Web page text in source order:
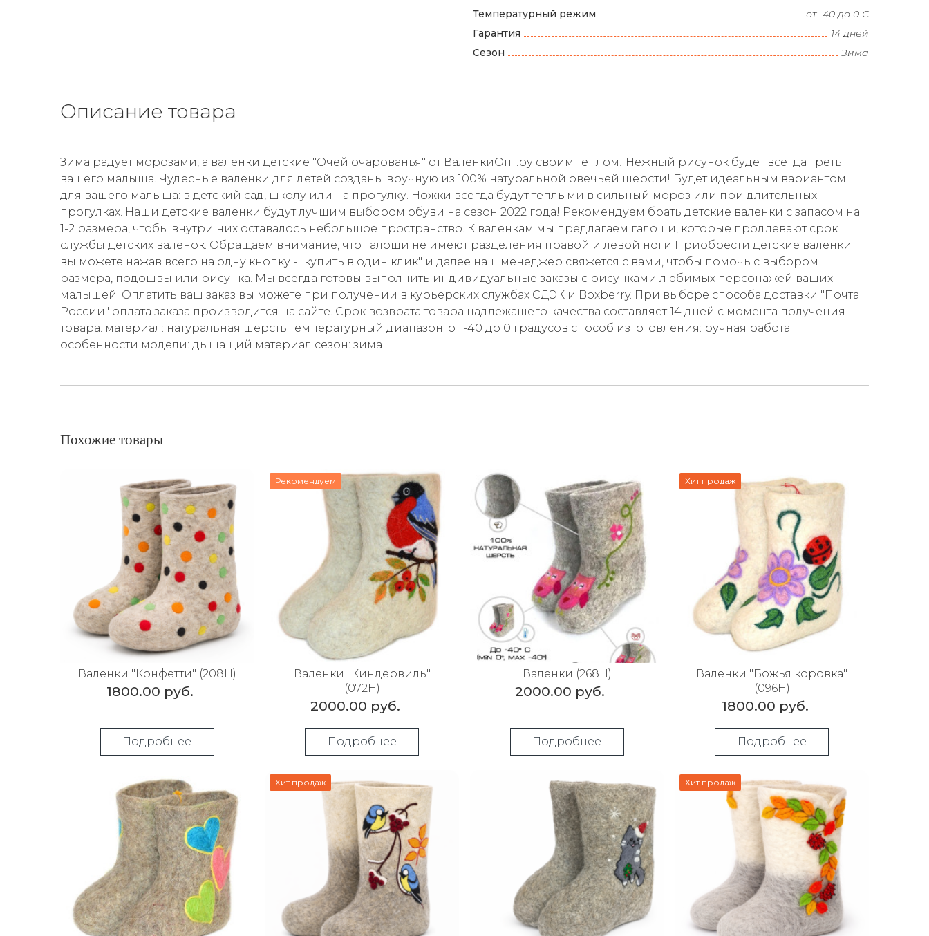
Температурный режим
от -40 до 0 С
Гарантия
14 дней
Сезон
Зима
Описание товара
Зима радует морозами, а валенки детские "Очей очарованья" от ВаленкиОпт.ру своим теплом! Нежный рисунок будет всегда греть
вашего малыша. Чудесные валенки для детей созданы вручную из 100% натуральной овечьей шерсти! Будет идеальным вариантом
для вашего малыша: в детский сад, школу или на прогулку. Ножки всегда будут теплыми в сильный мороз или при длительных
прогулках. Наши детские валенки будут лучшим выбором обуви на сезон 2022 года! Рекомендуем брать детские валенки с запасом на
1-2 размера, чтобы внутри них оставалось небольшое пространство. К валенкам мы предлагаем галоши, которые продлевают срок
службы детских валенок. Обращаем внимание, что галоши не имеют разделения правой и левой ноги Приобрести детские валенки
вы можете нажав всего на одну кнопку - "купить в один клик" и далее наш менеджер свяжется с вами, чтобы помочь с выбором
размера, подошвы или рисунка. Мы всегда готовы выполнить индивидуальные заказы с рисунками любимых персонажей ваших
малышей. Оплатить ваш заказ вы можете при получении в курьерских службах СДЭК и Boxberry. При выборе способа доставки "Почта
России" оплата заказа производится на сайте. Срок возврата товара надлежащего качества составляет 14 дней с момента получения
товара. материал: натуральная шерсть температурный диапазон: от -40 до 0 градусов способ изготовления: ручная работа
особенности модели: дышащий материал сезон: зима
Похожие товары
Валенки "Конфетти" (208Н)
1800.00 руб.
Подробнее
Рекомендуем
Валенки "Киндервиль"
(072Н)
2000.00 руб.
Подробнее
Валенки (268Н)
2000.00 руб.
Подробнее
Хит продаж
Валенки "Божья коровка"
(096Н)
1800.00 руб.
Подробнее
Хит продаж Хит продаж